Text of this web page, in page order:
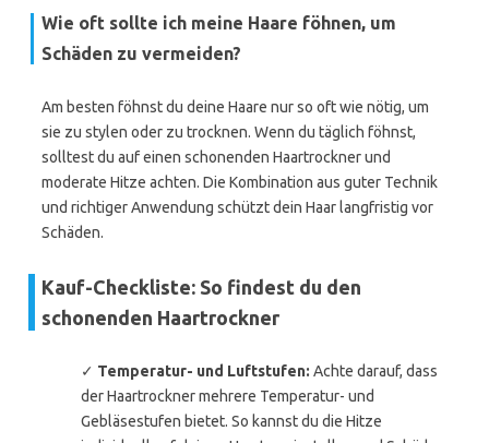
Wie oft sollte ich meine Haare föhnen, um
Schäden zu vermeiden?
Am besten föhnst du deine Haare nur so oft wie nötig, um
sie zu stylen oder zu trocknen. Wenn du täglich föhnst,
solltest du auf einen schonenden Haartrockner und
moderate Hitze achten. Die Kombination aus guter Technik
und richtiger Anwendung schützt dein Haar langfristig vor
Schäden.
Kauf-Checkliste: So findest du den
schonenden Haartrockner
✓ Temperatur- und Luftstufen: Achte darauf, dass
der Haartrockner mehrere Temperatur- und
Gebläsestufen bietet. So kannst du die Hitze